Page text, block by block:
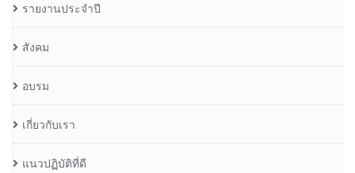
รายงานประจำปี
สังคม
อบรม
เกี่ยวกับเรา
แนวปฏิบัติที่ดี